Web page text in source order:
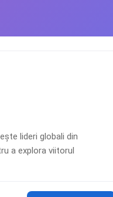
lideri globali din
a explora viitorul